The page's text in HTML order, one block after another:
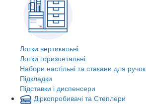
Лотки вертикальні
Лотки горизонтальні
Набори настільні та стакани для ручок
Підкладки
Підставки і диспенсери
Діркопробивачі та Степлери